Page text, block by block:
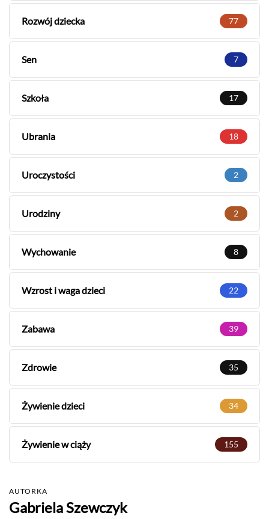
Rozwój dziecka 77
Sen 7
Szkoła 17
Ubrania 18
Uroczystości 2
Urodziny 2
Wychowanie 8
Wzrost i waga dzieci 22
Zabawa 39
Zdrowie 35
Żywienie dzieci 34
Żywienie w ciąży 155
AUTORKA
Gabriela Szewczyk